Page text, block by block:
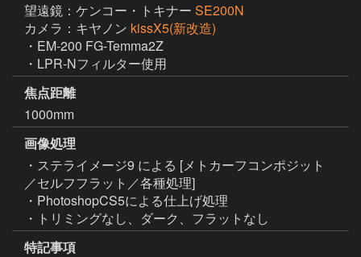
望遠鏡：ケンコー・トキナー SE200N
カメラ：キヤノン kissX5(新改造)
・EM-200 FG-Temma2Z
・LPR-Nフィルター使用
焦点距離
1000mm
画像処理
・ステライメージ9 による [メトカーフコンポジット
／セルフフラット／各種処理]
・PhotoshopCS5による仕上げ処理
・トリミングなし、ダーク、フラットなし
特記事項